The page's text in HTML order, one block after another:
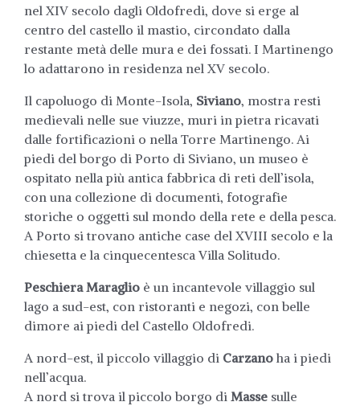
nel XIV secolo dagli Oldofredi, dove si erge al
centro del castello il mastio, circondato dalla
restante metà delle mura e dei fossati. I Martinengo
lo adattarono in residenza nel XV secolo.
Il capoluogo di Monte-Isola, Siviano, mostra resti
medievali nelle sue viuzze, muri in pietra ricavati
dalle fortificazioni o nella Torre Martinengo. Ai
piedi del borgo di Porto di Siviano, un museo è
ospitato nella più antica fabbrica di reti dell’isola,
con una collezione di documenti, fotografie
storiche o oggetti sul mondo della rete e della pesca.
A Porto si trovano antiche case del XVIII secolo e la
chiesetta e la cinquecentesca Villa Solitudo.
Peschiera Maraglio è un incantevole villaggio sul
lago a sud-est, con ristoranti e negozi, con belle
dimore ai piedi del Castello Oldofredi.
A nord-est, il piccolo villaggio di Carzano ha i piedi
nell’acqua.
A nord si trova il piccolo borgo di Masse sulle